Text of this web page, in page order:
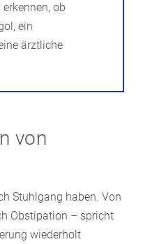
ob
ein
ärztliche
von
Stuhlgang haben. Von
Obstipation – spricht
wiederholt